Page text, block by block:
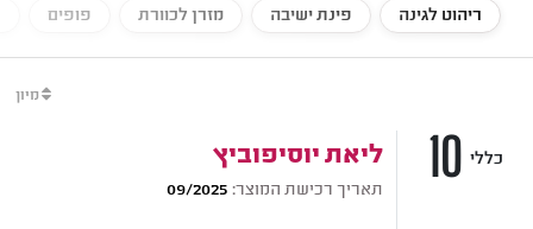
ריהוט לגינה פינת ישיבה מזרן לכוורת פופים
מיון
ליאת יוסיפוביץ
תאריך רכישת המוצר: 09/2025 10 כללי